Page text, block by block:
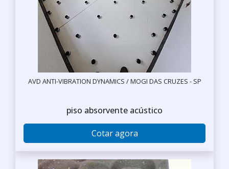
AVD ANTI-VIBRATION DYNAMICS / MOGI DAS CRUZES - SP
piso absorvente acústico
Cotar agora